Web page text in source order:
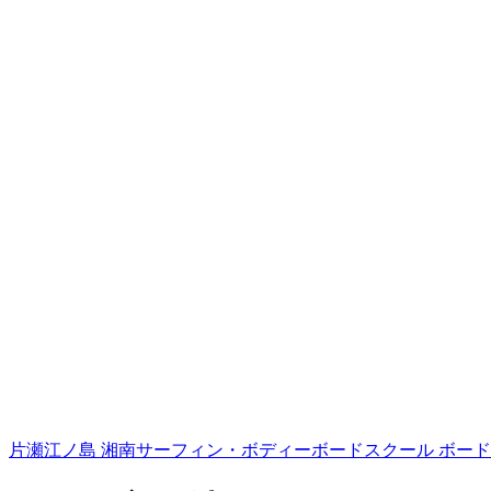
片瀬江ノ島 湘南サーフィン・ボディーボードスクール ボード